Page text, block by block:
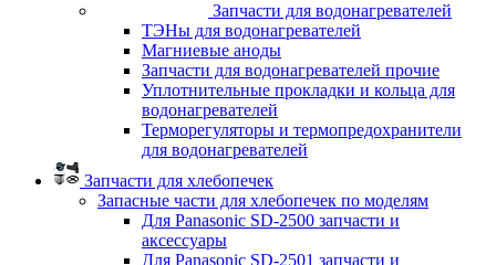
Запчасти для водонагревателей
ТЭНы для водонагревателей
Магниевые аноды
Запчасти для водонагревателей прочие
Уплотнительные прокладки и кольца для
водонагревателей
Терморегуляторы и термопредохранители
для водонагревателей
Запчасти для хлебопечек
Запасные части для хлебопечек по моделям
Для Panasonic SD-2500 запчасти и
аксессуары
Для Panasonic SD-2501 запчасти и